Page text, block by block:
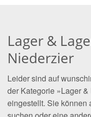
Lager &
Niederzier
Leider sind auf
der Kategorie »Lager
eingestellt. Sie können